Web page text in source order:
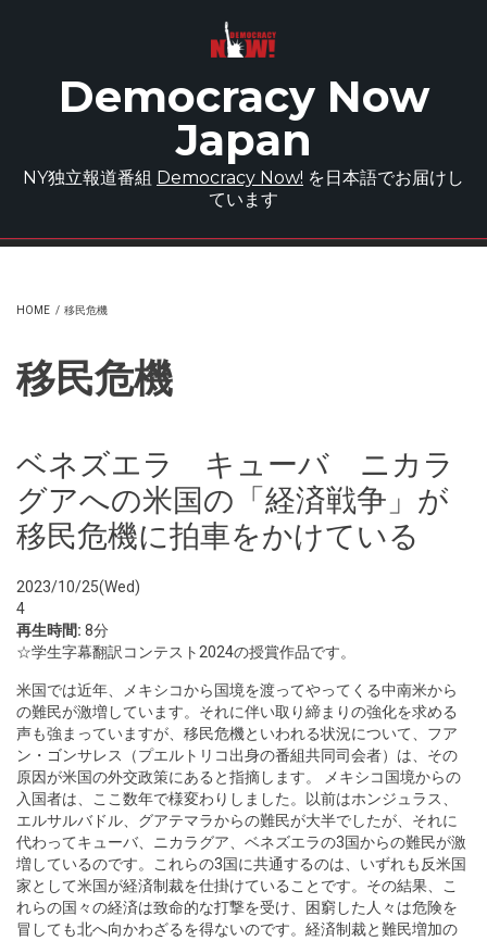
Democracy Now
Japan
NY独立報道番組 Democracy Now! を日本語でお届けし
ています
HOME / 移民危機
移民危機
ベネズエラ キューバ ニカラ
グアへの米国の「経済戦争」が
移民危機に拍車をかけている
2023/10/25(Wed)
4
再生時間: 8分
☆学生字幕翻訳コンテスト2024の授賞作品です。
米国では近年、メキシコから国境を渡ってやってくる中南米から
の難民が激増しています。それに伴い取り締まりの強化を求める
声も強まっていますが、移民危機といわれる状況について、フア
ン・ゴンサレス（プエルトリコ出身の番組共同司会者）は、その
原因が米国の外交政策にあると指摘します。 メキシコ国境からの
入国者は、ここ数年で様変わりしました。以前はホンジュラス、
エルサルバドル、グアテマラからの難民が大半でしたが、それに
代わってキューバ、ニカラグア、ベネズエラの3国からの難民が激
増しているのです。これらの3国に共通するのは、いずれも反米国
家として米国が経済制裁を仕掛けていることです。その結果、こ
れらの国々の経済は致命的な打撃を受け、困窮した人々は危険を
冒しても北へ向かわざるを得ないのです。経済制裁と難民増加の